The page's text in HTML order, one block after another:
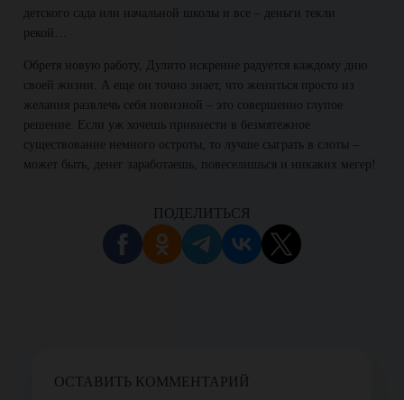
детского сада или начальной школы и все – деньги текли
рекой…
Обретя новую работу, Дулито искренне радуется каждому дню
своей жизни. А еще он точно знает, что жениться просто из
желания развлечь себя новизной – это совершенно глупое
решение. Если уж хочешь привнести в безмятежное
существование немного остроты, то лучше сыграть в слоты –
может быть, денег заработаешь, повеселишься и никаких мегер!
ПОДЕЛИТЬСЯ
ОСТАВИТЬ КОММЕНТАРИЙ